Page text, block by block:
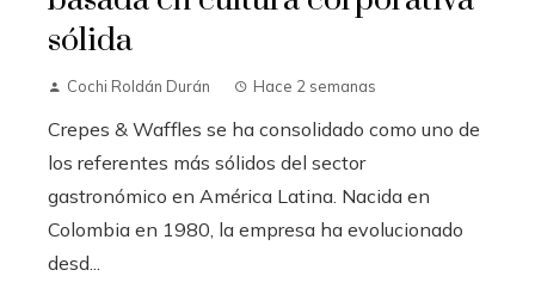
sólida
Cochi Roldán Durán Hace 2 semanas
Crepes & Waffles se ha consolidado como uno de
los referentes más sólidos del sector
gastronómico en América Latina. Nacida en
Colombia en 1980, la empresa ha evolucionado
desd...